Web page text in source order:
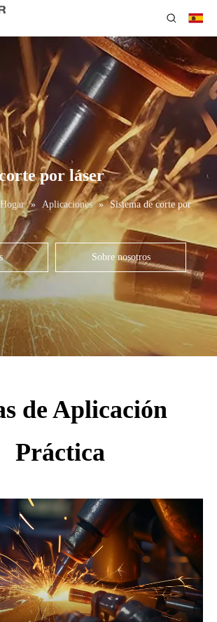
por láser
Hogar » Aplicaciones » Sistema de corte por
Sobre nosotros
de Aplicación
Práctica